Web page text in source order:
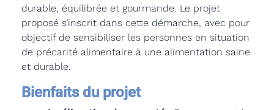
durable, équilibrée et gourmande. Le projet
proposé s’inscrit dans cette démarche, avec pour
objectif de sensibiliser les personnes en situation
de précarité alimentaire à une alimentation saine
et durable.
Bienfaits du projet